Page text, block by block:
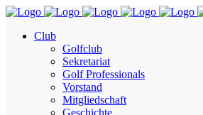
Club
Golfclub
Sekretariat
Golf Professionals
Vorstand
Mitgliedschaft
Geschichte